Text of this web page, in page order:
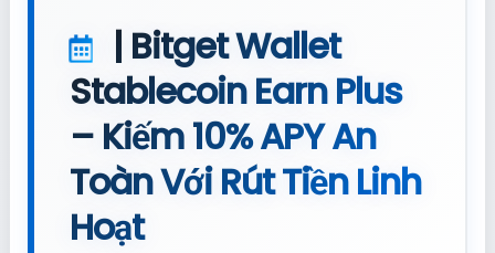
| Bitget Wallet
Stablecoin Earn Plus
– Kiếm 10% APY An
Toàn Với Rút Tiền Linh
Hoạt